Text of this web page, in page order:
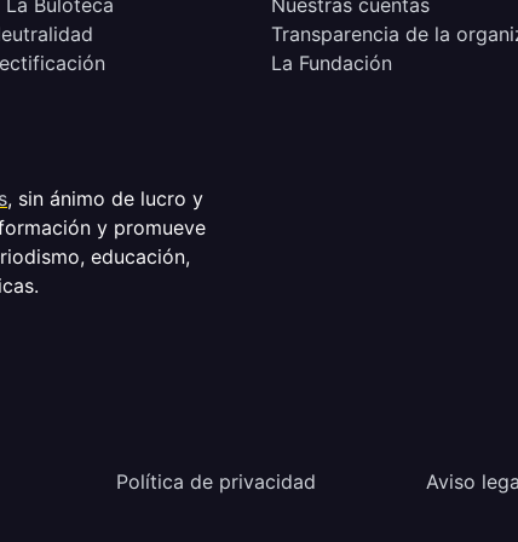
Buloteca
Nuestras cuentas
Transparencia de la
La Fundación
, sin ánimo de lucro y
y promueve
educación,
Política de privacidad Aviso